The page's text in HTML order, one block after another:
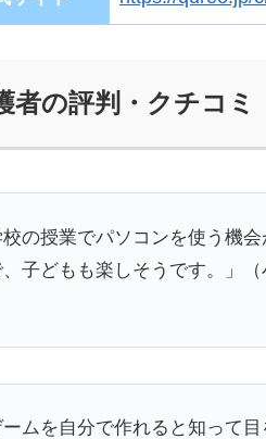
者の評判・クチコミ
校の授業でパソコンを使う機
子どもも楽しそうです。」（
ームを自分で作れると知って